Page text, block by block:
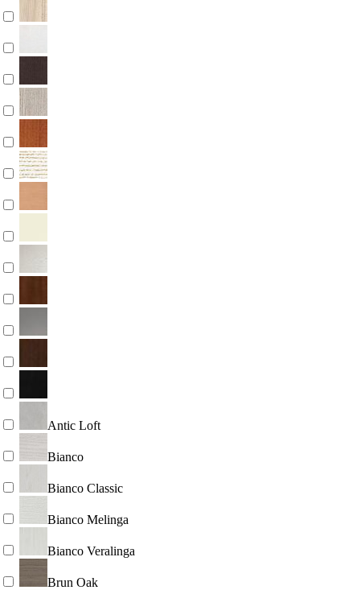
Antic Loft
Bianco
Bianco Classic
Bianco Melinga
Bianco Veralinga
Brun Oak